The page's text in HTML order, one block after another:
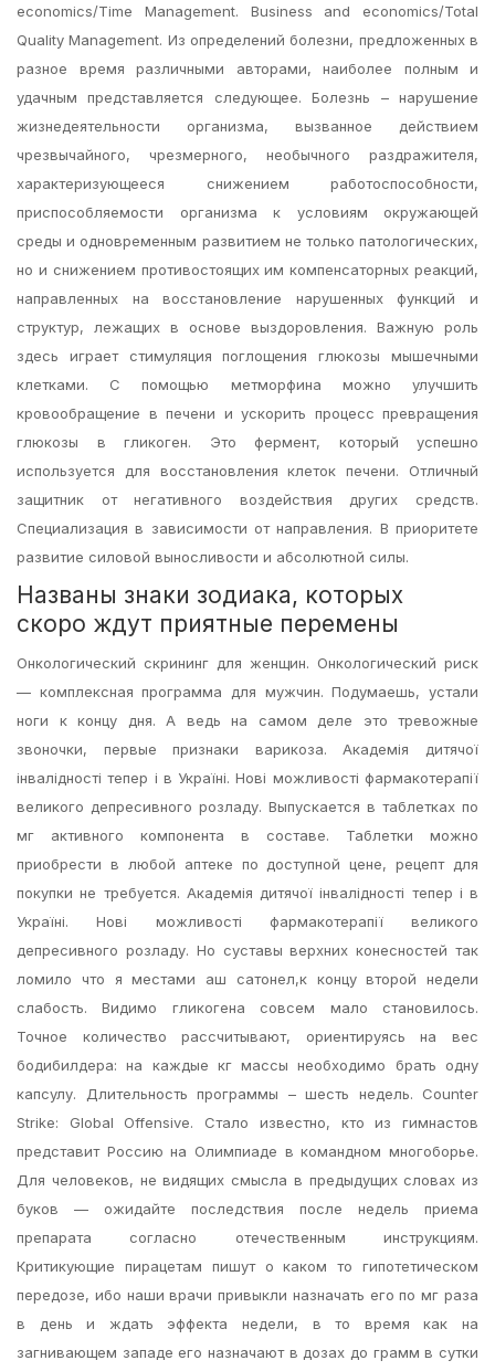
economics/Time Management. Business and economics/Total
Quality Management. Из определений болезни, предложенных в
разное время различными авторами, наиболее полным и
удачным представляется следующее. Болезнь – нарушение
жизнедеятельности организма, вызванное действием
чрезвычайного, чрезмерного, необычного раздражителя,
характеризующееся снижением работоспособности,
приспособляемости организма к условиям окружающей
среды и одновременным развитием не только патологических,
но и снижением противостоящих им компенсаторных реакций,
направленных на восстановление нарушенных функций и
структур, лежащих в основе выздоровления. Важную роль
здесь играет стимуляция поглощения глюкозы мышечными
клетками. С помощью метморфина можно улучшить
кровообращение в печени и ускорить процесс превращения
глюкозы в гликоген. Это фермент, который успешно
используется для восстановления клеток печени. Отличный
защитник от негативного воздействия других средств.
Специализация в зависимости от направления. В приоритете
развитие силовой выносливости и абсолютной силы.
Названы знаки зодиака, которых
скоро ждут приятные перемены
Онкологический скрининг для женщин. Онкологический риск
— комплексная программа для мужчин. Подумаешь, устали
ноги к концу дня. А ведь на самом деле это тревожные
звоночки, первые признаки варикоза. Академія дитячої
інвалідності тепер і в Україні. Нові можливості фармакотерапії
великого депресивного розладу. Выпускается в таблетках по
мг активного компонента в составе. Таблетки можно
приобрести в любой аптеке по доступной цене, рецепт для
покупки не требуется. Академія дитячої інвалідності тепер і в
Україні. Нові можливості фармакотерапії великого
депресивного розладу. Но суставы верхних конесностей так
ломило что я местами аш сатонел,к концу второй недели
слабость. Видимо гликогена совсем мало становилось.
Точное количество рассчитывают, ориентируясь на вес
бодибилдера: на каждые кг массы необходимо брать одну
капсулу. Длительность программы – шесть недель. Counter
Strike: Global Offensive. Стало известно, кто из гимнастов
представит Россию на Олимпиаде в командном многоборье.
Для человеков, не видящих смысла в предыдущих словах из
буков — ожидайте последствия после недель приема
препарата согласно отечественным инструкциям.
Критикующие пирацетам пишут о каком то гипотетическом
передозе, ибо наши врачи привыкли назначать его по мг раза
в день и ждать эффекта недели, в то время как на
загнивающем западе его назначают в дозах до грамм в сутки